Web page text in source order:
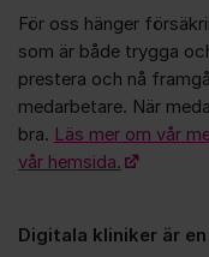
För oss hänger
som är både trygga
prestera och nå
medarbetare. När
bra. Läs mer om vår
vår hemsida.
Digitala kliniker är